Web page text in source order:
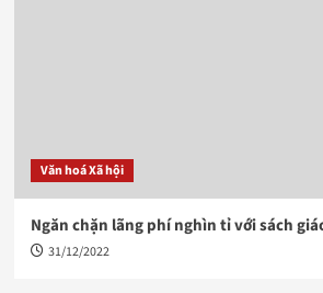
Văn hoá Xã hội
Ngăn chặn lãng phí nghìn tỉ với sách
31/12/2022